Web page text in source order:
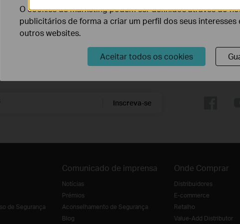
Inscreva-se
de Segurança
Comunicado de imprensa
Notícias
Prémios
Aconselhamento de Segurança
Blog
Onde Comprar
Distribuidores
E-commerce
Retalho
Value-Add Distributor
O cookies de marketing podem ser definidos através do
publicitários de forma a criar um perfil dos seus
outros websites.
Aceitar todos os cookies